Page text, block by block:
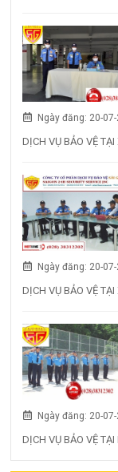
Ngày đăng: 20-
DỊCH VỤ BẢO VỆ
Ngày đăng: 20-
DỊCH VỤ BẢO VỆ
Ngày đăng: 20-
DỊCH VỤ BẢO VỆ